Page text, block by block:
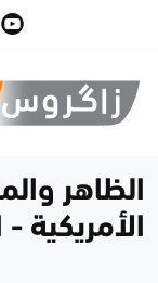
الظاهر
الأمريكية -